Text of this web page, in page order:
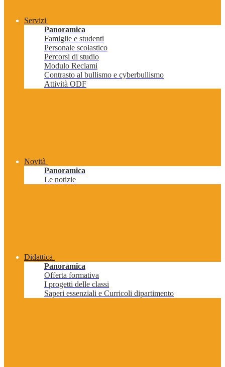
Servizi
Panoramica
Famiglie e studenti
Personale scolastico
Percorsi di studio
Modulo Reclami
Contrasto al bullismo e cyberbullismo
Attività ODF
Novità
Panoramica
Le notizie
Didattica
Panoramica
Offerta formativa
I progetti delle classi
Saperi essenziali e Curricoli dipartimento